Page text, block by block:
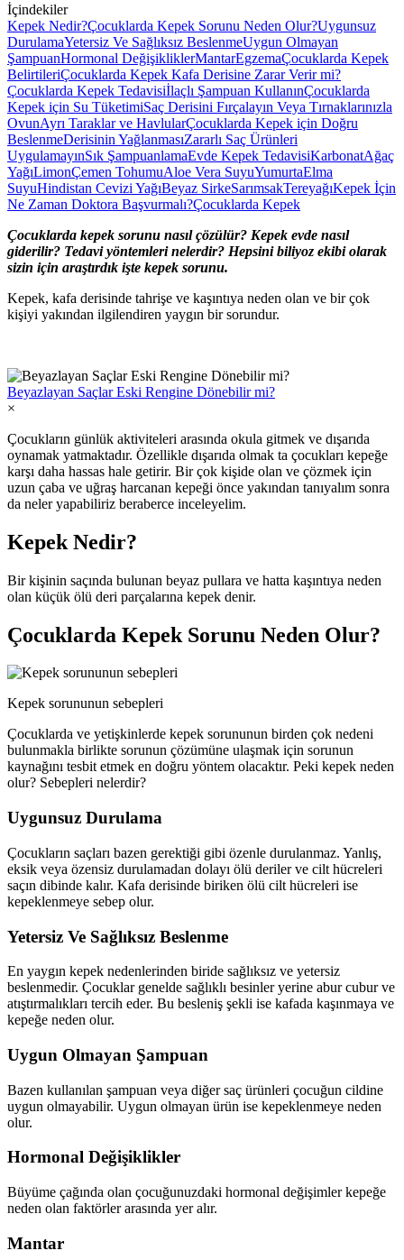
İçindekiler
Kepek Nedir?Çocuklarda Kepek Sorunu Neden Olur?Uygunsuz
DurulamaYetersiz Ve Sağlıksız BeslenmeUygun Olmayan
ŞampuanHormonal DeğişikliklerMantarEgzemaÇocuklarda Kepek
BelirtileriÇocuklarda Kepek Kafa Derisine Zarar Verir mi?
Çocuklarda Kepek Tedavisiİlaçlı Şampuan KullanınÇocuklarda
Kepek için Su TüketimiSaç Derisini Fırçalayın Veya Tırnaklarınızla
OvunAyrı Taraklar ve HavlularÇocuklarda Kepek için Doğru
BeslenmeDerisinin YağlanmasıZararlı Saç Ürünleri
UygulamayınSık ŞampuanlamaEvde Kepek TedavisiKarbonatAğaç
YağıLimonÇemen TohumuAloe Vera SuyuYumurtaElma
SuyuHindistan Cevizi YağıBeyaz SirkeSarımsakTereyağıKepek İçin
Ne Zaman Doktora Başvurmalı?Çocuklarda Kepek
Çocuklarda kepek sorunu nasıl çözülür? Kepek evde nasıl
giderilir? Tedavi yöntemleri nelerdir? Hepsini biliyoz ekibi olarak
sizin için araştırdık işte kepek sorunu.
Kepek, kafa derisinde tahrişe ve kaşıntıya neden olan ve bir çok
kişiyi yakından ilgilendiren yaygın bir sorundur.
Beyazlayan Saçlar Eski Rengine Dönebilir mi?
×
Çocukların günlük aktiviteleri arasında okula gitmek ve dışarıda
oynamak yatmaktadır. Özellikle dışarıda olmak ta çocukları kepeğe
karşı daha hassas hale getirir. Bir çok kişide olan ve çözmek için
uzun çaba ve uğraş harcanan kepeği önce yakından tanıyalım sonra
da neler yapabiliriz beraberce inceleyelim.
Kepek Nedir?
Bir kişinin saçında bulunan beyaz pullara ve hatta kaşıntıya neden
olan küçük ölü deri parçalarına kepek denir.
Çocuklarda Kepek Sorunu Neden Olur?
Kepek sorununun sebepleri
Çocuklarda ve yetişkinlerde kepek sorununun birden çok nedeni
bulunmakla birlikte sorunun çözümüne ulaşmak için sorunun
kaynağını tesbit etmek en doğru yöntem olacaktır. Peki kepek neden
olur? Sebepleri nelerdir?
Uygunsuz Durulama
Çocukların saçları bazen gerektiği gibi özenle durulanmaz. Yanlış,
eksik veya özensiz durulamadan dolayı ölü deriler ve cilt hücreleri
saçın dibinde kalır. Kafa derisinde biriken ölü cilt hücreleri ise
kepeklenmeye sebep olur.
Yetersiz Ve Sağlıksız Beslenme
En yaygın kepek nedenlerinden biride sağlıksız ve yetersiz
beslenmedir. Çocuklar genelde sağlıklı besinler yerine abur cubur ve
atıştırmalıkları tercih eder. Bu besleniş şekli ise kafada kaşınmaya ve
kepeğe neden olur.
Uygun Olmayan Şampuan
Bazen kullanılan şampuan veya diğer saç ürünleri çocuğun cildine
uygun olmayabilir. Uygun olmayan ürün ise kepeklenmeye neden
olur.
Hormonal Değişiklikler
Büyüme çağında olan çocuğunuzdaki hormonal değişimler kepeğe
neden olan faktörler arasında yer alır.
Mantar